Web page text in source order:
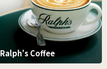
Ralph’s Coffee